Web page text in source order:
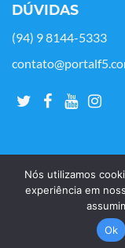
DÚVIDAS
(94) 9 8144-5333
Copyright © Portal F5
Nós utilizamos
experiência em
Ok